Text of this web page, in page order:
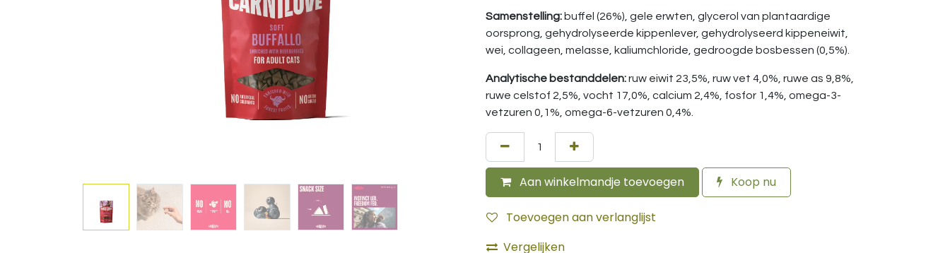
Samenstelling: buffel (26%), gele erwten, glycerol van plantaardige
oorsprong, gehydrolyseerde kippenlever, gehydrolyseerd kippeneiwit,
wei, collageen, melasse, kaliumchloride, gedroogde bosbessen (0,5%).
Analytische bestanddelen:ruw eiwit 23,5%, ruw vet 4,0%, ruwe as 9,8%,
ruwe celstof 2,5%, vocht 17,0%, calcium 2,4%, fosfor 1,4%, omega-3-
vetzuren 0,1%, omega-6-vetzuren 0,4%.
Aan winkelmandje toevoegen Koop nu
Toevoegen aan verlanglijst
Vergelijken